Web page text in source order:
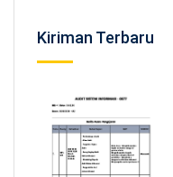
Kiriman Terbaru